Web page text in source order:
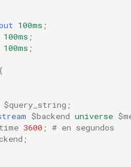
100ms ;
100ms ;
100ms ;
{
$query_string ;
$backend universe
3600 ; # en segundos
;